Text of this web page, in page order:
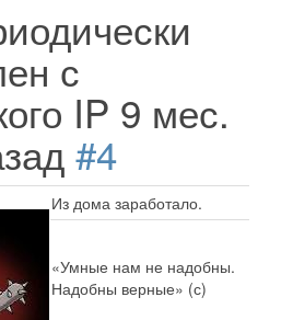
с
IP 9 мес.
#4
Из дома заработало.
«Умные нам не надобны.
Надобны верные» (с)